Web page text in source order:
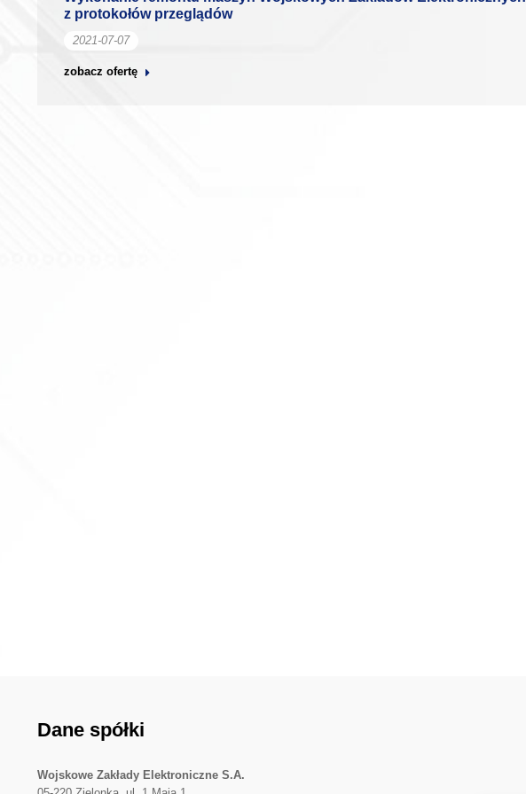
z protokołów przeglądów
2021-07-07
zobacz ofertę
Dane spółki
Wojskowe Zakłady Elektroniczne S.A.